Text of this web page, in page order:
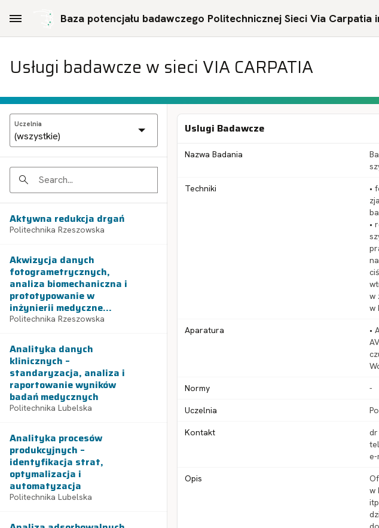
Baza potencjału badawczego Politechnicznej Sieci Via Carpatia
Usługi badawcze w sieci VIA CARPATIA
Uczelnia
Search
Aktywna redukcja drgań
Politechnika Rzeszowska
Akwizycja danych
fotogrametrycznych,
analiza biomechaniczna i
prototypowanie w
inżynierii medyczne...
Politechnika Rzeszowska
Analityka danych
klinicznych –
standaryzacja, analiza i
raportowanie wyników
badań medycznych
Politechnika Lubelska
Analityka procesów
produkcyjnych –
identyfikacja strat,
optymalizacja i
automatyzacja
Politechnika Lubelska
Uslugi Badawcze
Nazwa Badania
Techniki
•
•
w
w
Aparatura
•
Normy -
Uczelnia
Kontakt
dr
e-
Opis
w